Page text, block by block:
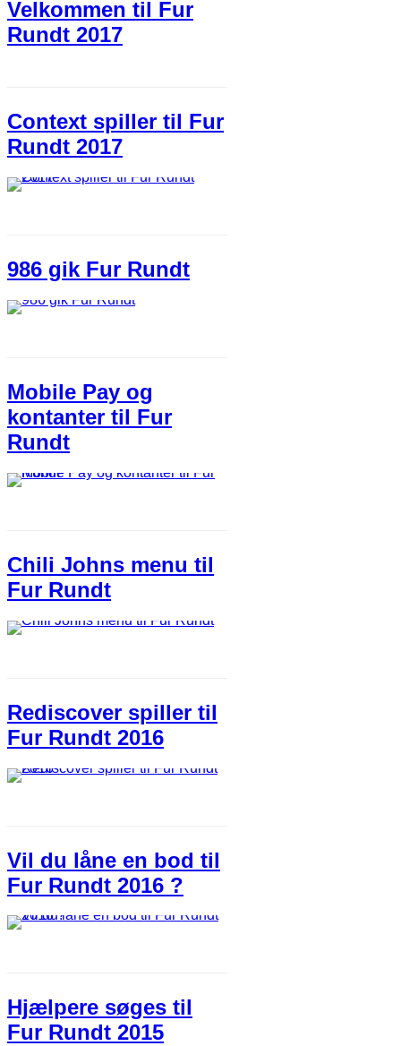
Velkommen til Fur
Rundt 2017
Context spiller til Fur
Rundt 2017
986 gik Fur Rundt
Mobile Pay og
kontanter til Fur
Rundt
Chili Johns menu til
Fur Rundt
Rediscover spiller til
Fur Rundt 2016
Vil du låne en bod til
Fur Rundt 2016 ?
Hjælpere søges til
Fur Rundt 2015